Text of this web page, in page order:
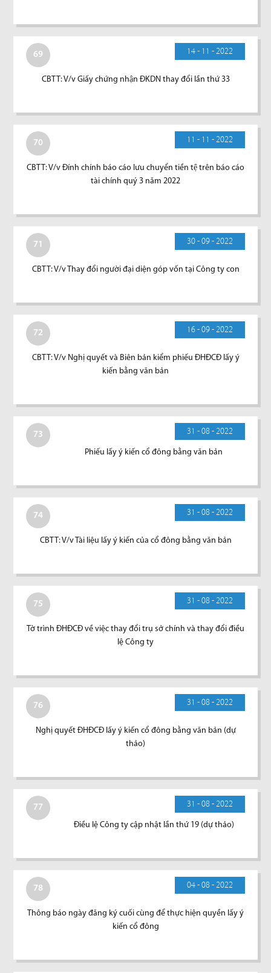
69 14 - 11 - 2022
CBTT: V/v Giấy chứng nhận ĐKDN thay đổi lần thứ 33
70 11 - 11 - 2022
CBTT: V/v Đính chính báo cáo lưu chuyển tiền tệ trên báo cáo
tài chính quý 3 năm 2022
71 30 - 09 - 2022
CBTT: V/v Thay đổi người đại diện góp vốn tại Công ty con
72 16 - 09 - 2022
CBTT: V/v Nghị quyết và Biên bản kiểm phiếu ĐHĐCĐ lấy ý
kiến bằng văn bản
73 31 - 08 - 2022
Phiếu lấy ý kiến cổ đông bằng văn bản
74 31 - 08 - 2022
CBTT: V/v Tài liệu lấy ý kiến của cổ đông bằng văn bản
75 31 - 08 - 2022
Tờ trình ĐHĐCĐ về việc thay đổi trụ sở chính và thay đổi điều
lệ Công ty
76 31 - 08 - 2022
Nghị quyết ĐHĐCĐ lấy ý kiến cổ đông bằng văn bản (dự
thảo)
77 31 - 08 - 2022
Điều lệ Công ty cập nhật lần thứ 19 (dự thảo)
78 04 - 08 - 2022
Thông báo ngày đăng ký cuối cùng để thực hiện quyền lấy ý
kiến cổ đông